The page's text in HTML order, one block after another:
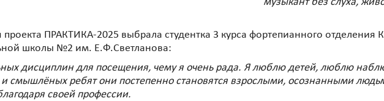
ПРАКТИКА-2025 выбрала студентка 3 курса фортепианного отделения
школы №2 им. Е.Ф.Светланова:
дисциплин для посещения, чему я очень рада. Я люблю детей, люблю
смышлёных ребят они постепенно становятся взрослыми, осознанными
своей профессии.